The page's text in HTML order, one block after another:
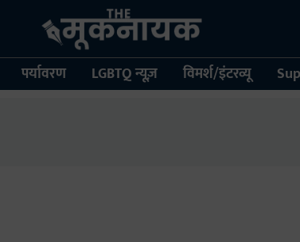
पर्यावरण LGBTQ न्यूज़ विमर्श/इंटरव्यू